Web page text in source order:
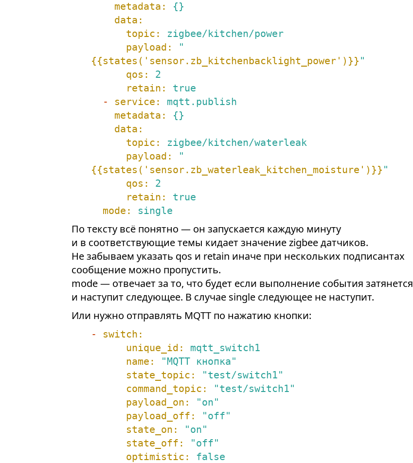
metadata:
{}
data:
topic:
zigbee/kitchen/power
payload:
"
{{states('sensor.zb_kitchenbacklight_power')}} "
qos:
2
retain:
true
-
service:
mqtt.publish
metadata:
{}
data:
topic:
zigbee/kitchen/waterleak
payload:
"
{{states('sensor.zb_waterleak_kitchen_moisture')}} "
qos:
2
retain:
true
mode:
single
По тексту всё понятно — он запускается каждую минуту
и в соответствующие темы кидает значение zigbee датчиков.
Не забываем указать qos и retain иначе при нескольких подписантах
сообщение можно пропустить.
mode — отвечает за то, что будет если выполнение события затянется
и наступит следующее. В случае single следующее не наступит.
Или нужно отправлять MQTT по нажатию кнопки:
-
switch:
unique_id:
mqtt_switch1
name:
"MQTT кнопка"
state_topic:
"test/switch1"
command_topic:
"test/switch1"
payload_on:
"on"
payload_off:
"off"
state_on:
"on"
state_off:
"off"
optimistic:
false